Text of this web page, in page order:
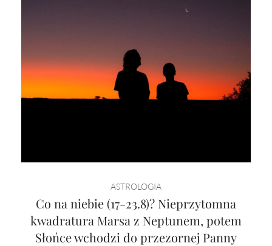
ASTROLOGIA
Co na niebie (17-23.8)? Nieprzytomna
kwadratura Marsa z Neptunem, potem
Słońce wchodzi do przezornej Panny